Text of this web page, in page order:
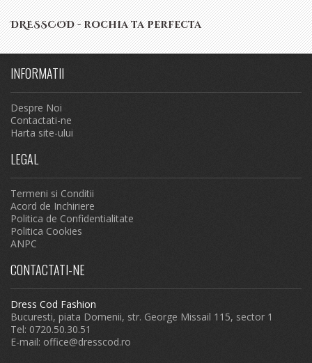
DRESSCOD - rochia ta perfecta
INFORMATII
Despre Noi
Contactati-ne
Harta site-ului
LEGAL
Termeni si Conditii
Acord de Inchiriere
Politica de Confidentialitate
Politica Cookies
ANPC
CONTACTATI-NE
Dress Cod Fashion
Bucuresti, piata Domenii, str. George Missail 115, sector 1
Tel: 0720.50.30.51
E-mail: office@dresscod.ro